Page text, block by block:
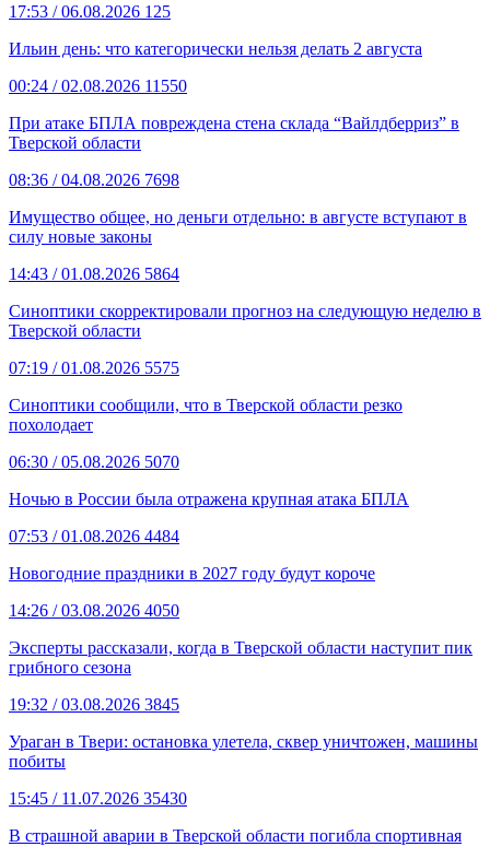
17:53 / 06.08.2026 125
Ильин день: что категорически нельзя делать 2 августа
00:24 / 02.08.2026 11550
При атаке БПЛА повреждена стена склада “Вайлдберриз” в
Тверской области
08:36 / 04.08.2026 7698
Имущество общее, но деньги отдельно: в августе вступают в
силу новые законы
14:43 / 01.08.2026 5864
Синоптики скорректировали прогноз на следующую неделю в
Тверской области
07:19 / 01.08.2026 5575
Синоптики сообщили, что в Тверской области резко
похолодает
06:30 / 05.08.2026 5070
Ночью в России была отражена крупная атака БПЛА
07:53 / 01.08.2026 4484
Новогодние праздники в 2027 году будут короче
14:26 / 03.08.2026 4050
Эксперты рассказали, когда в Тверской области наступит пик
грибного сезона
19:32 / 03.08.2026 3845
Ураган в Твери: остановка улетела, сквер уничтожен, машины
побиты
15:45 / 11.07.2026 35430
В страшной аварии в Тверской области погибла спортивная